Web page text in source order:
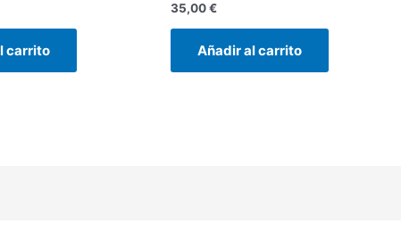
carrito
35,00€
Añadir al carrito